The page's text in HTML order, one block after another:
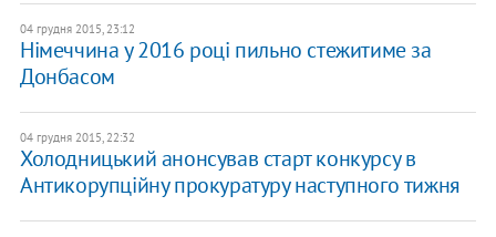
04 грудня 2015, 23:12
Німеччина у 2016 році пильно стежитиме за
Донбасом
04 грудня 2015, 22:32
Холодницький анонсував старт конкурсу в
Антикорупційну прокуратуру наступного тижня